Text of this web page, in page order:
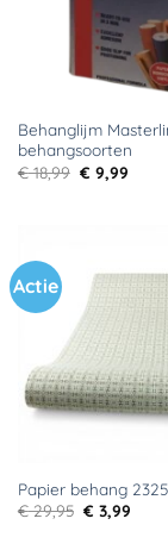
Behanglijm
behangsoorten
€18,99
prijs
€ 9,99
Actie
Papier behang
€29,95
prijs
€ 3,99